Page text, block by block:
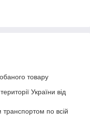
товару
України від
по всій